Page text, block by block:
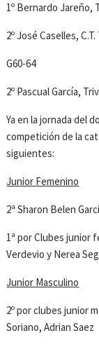
1º Bernardo Jareño,
2º José Caselles,
G60-64
2º Pascual García,
Ya en la jornada del
competición de la
siguientes:
Junior Femenino
2ª Sharon Belen
1ª por Clubes junior
Verdevio y Nerea
Junior Masculino
2º por clubes junior
Soriano, Adrian Saez